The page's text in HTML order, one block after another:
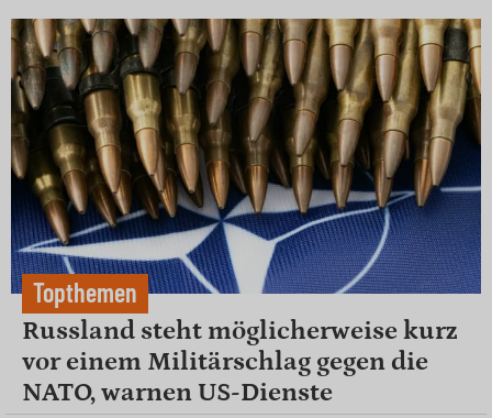
Topthemen
Russland steht möglicherweise kurz
vor einem Militärschlag gegen die
NATO, warnen US-Dienste